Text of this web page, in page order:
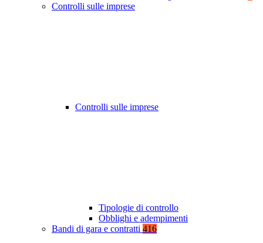
Controlli sulle imprese
Controlli sulle imprese
Tipologie di controllo
Obblighi e adempimenti
Bandi di gara e contratti 416